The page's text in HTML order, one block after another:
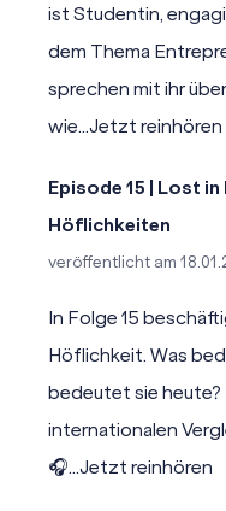
ist Studentin,
dem Thema
sprechen mit ihr
wie...Jetzt reinhören
Episode 15 | Lost
Höflichkeiten
veröffentlicht am
In Folge 15
Höflichkeit. Was
bedeutet sie heute?
internationalen
🎧...Jetzt reinhören